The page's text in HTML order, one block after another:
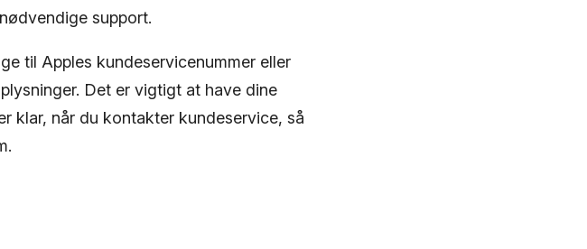
support.
til Apples kundeservicenummer eller
Det er vigtigt at have dine
klar, når du kontakter kundeservice, så